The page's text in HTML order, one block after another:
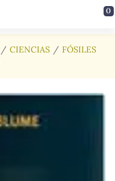
0
CIENCIAS
FÓSILES